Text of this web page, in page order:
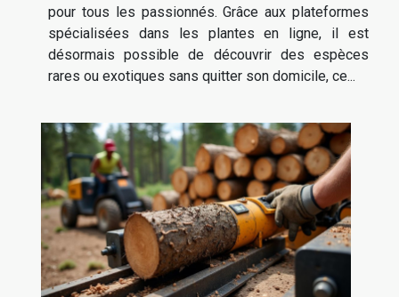
pour tous les passionnés. Grâce aux plateformes
spécialisées dans les plantes en ligne, il est
désormais possible de découvrir des espèces
rares ou exotiques sans quitter son domicile, ce...